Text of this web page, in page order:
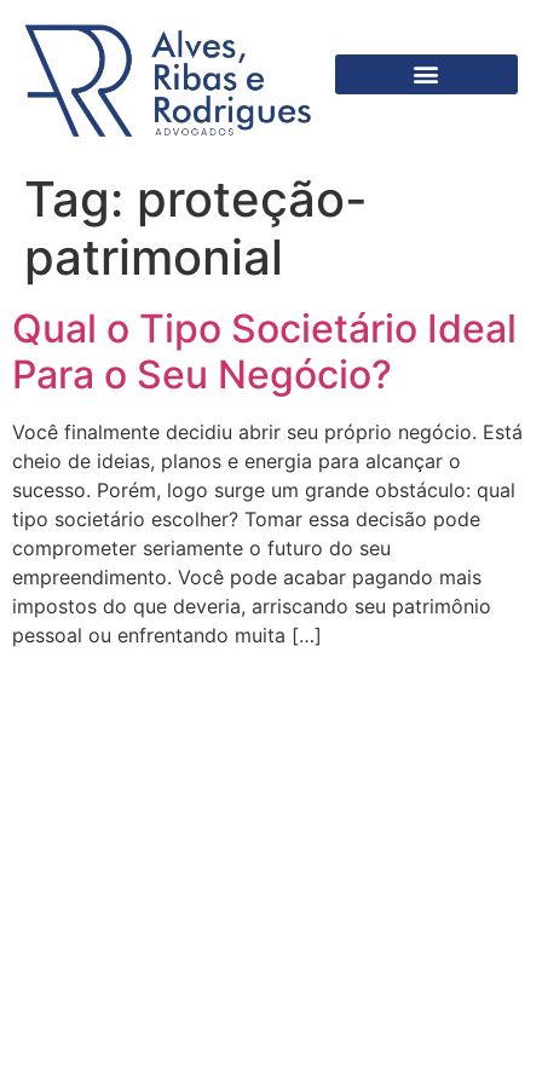
Tag: proteção-
patrimonial
Qual o Tipo Societário Ideal
Para o Seu Negócio?
Você finalmente decidiu abrir seu próprio negócio. Está
cheio de ideias, planos e energia para alcançar o
sucesso. Porém, logo surge um grande obstáculo: qual
tipo societário escolher? Tomar essa decisão pode
comprometer seriamente o futuro do seu
empreendimento. Você pode acabar pagando mais
impostos do que deveria, arriscando seu patrimônio
pessoal ou enfrentando muita […]